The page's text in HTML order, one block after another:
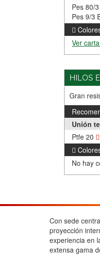
Pes 80/
Pes 9/3
Ver
HILOS
Gran
Unión
Ptfe 20
No hay
Con sede
proyección
experiencia en
extensa gama